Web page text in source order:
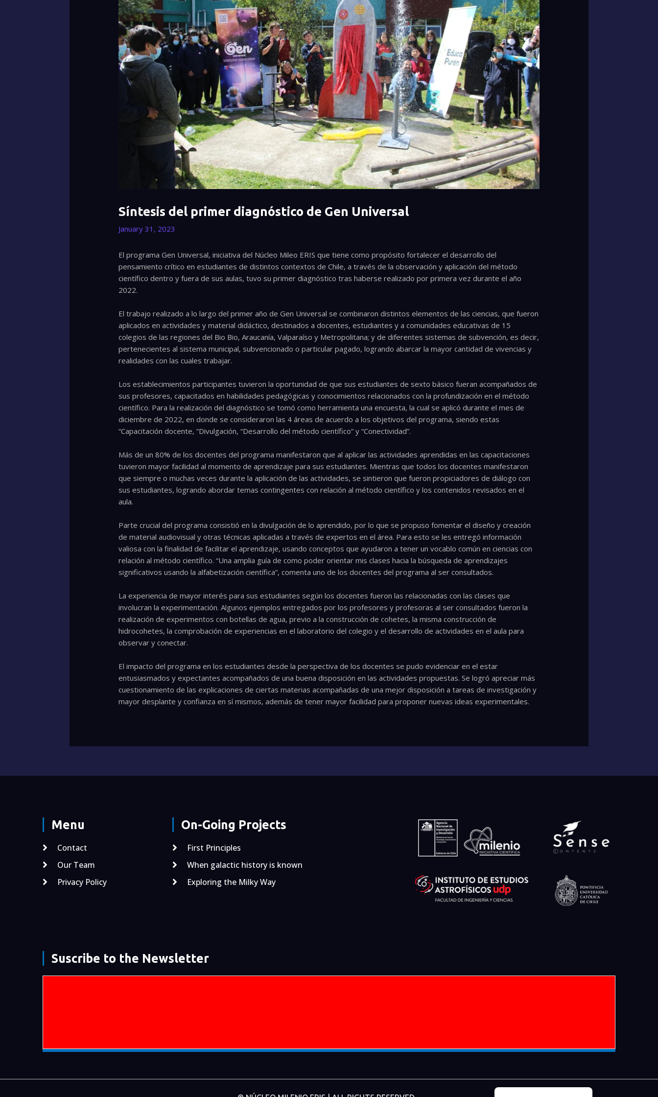
Síntesis del primer diagnóstico de Gen Universal
January 31, 2023
El programa Gen Universal, iniciativa del Núcleo Mileo ERIS que tiene como propósito fortalecer el desarrollo del
pensamiento crítico en estudiantes de distintos contextos de Chile, a través de la observación y aplicación del método
científico dentro y fuera de sus aulas, tuvo su primer diagnóstico tras haberse realizado por primera vez durante el año
2022.
El trabajo realizado a lo largo del primer año de Gen Universal se combinaron distintos elementos de las ciencias, que fueron
aplicados en actividades y material didáctico, destinados a docentes, estudiantes y a comunidades educativas de 15
colegios de las regiones del Bio Bio, Araucanía, Valparaíso y Metropolitana; y de diferentes sistemas de subvención, es decir,
pertenecientes al sistema municipal, subvencionado o particular pagado, logrando abarcar la mayor cantidad de vivencias y
realidades con las cuales trabajar.
Los establecimientos participantes tuvieron la oportunidad de que sus estudiantes de sexto básico fueran acompañados de
sus profesores, capacitados en habilidades pedagógicas y conocimientos relacionados con la profundización en el método
científico. Para la realización del diagnóstico se tomó como herramienta una encuesta, la cual se aplicó durante el mes de
diciembre de 2022, en donde se consideraron las 4 áreas de acuerdo a los objetivos del programa, siendo estas
“Capacitación docente, “Divulgación, “Desarrollo del método científico” y “Conectividad”.
Más de un 80% de los docentes del programa manifestaron que al aplicar las actividades aprendidas en las capacitaciones
tuvieron mayor facilidad al momento de aprendizaje para sus estudiantes. Mientras que todos los docentes manifestaron
que siempre o muchas veces durante la aplicación de las actividades, se sintieron que fueron propiciadores de diálogo con
sus estudiantes, logrando abordar temas contingentes con relación al método científico y los contenidos revisados en el
aula.
Parte crucial del programa consistió en la divulgación de lo aprendido, por lo que se propuso fomentar el diseño y creación
de material audiovisual y otras técnicas aplicadas a través de expertos en el área. Para esto se les entregó información
valiosa con la finalidad de facilitar el aprendizaje, usando conceptos que ayudaron a tener un vocablo común en ciencias con
relación al método científico. “Una amplia guía de como poder orientar mis clases hacia la búsqueda de aprendizajes
significativos usando la alfabetización científica”, comenta uno de los docentes del programa al ser consultados.
La experiencia de mayor interés para sus estudiantes según los docentes fueron las relacionadas con las clases que
involucran la experimentación. Algunos ejemplos entregados por los profesores y profesoras al ser consultados fueron la
realización de experimentos con botellas de agua, previo a la construcción de cohetes, la misma construcción de
hidrocohetes, la comprobación de experiencias en el laboratorio del colegio y el desarrollo de actividades en el aula para
observar y conectar.
El impacto del programa en los estudiantes desde la perspectiva de los docentes se pudo evidenciar en el estar
entusiasmados y expectantes acompañados de una buena disposición en las actividades propuestas. Se logró apreciar más
cuestionamiento de las explicaciones de ciertas materias acompañadas de una mejor disposición a tareas de investigación y
mayor desplante y confianza en sí mismos, además de tener mayor facilidad para proponer nuevas ideas experimentales.
Menu
Contact
Our Team
Privacy Policy
On-Going Projects
First Principles
When galactic history is known
Exploring the Milky Way
Suscribe to the Newsletter